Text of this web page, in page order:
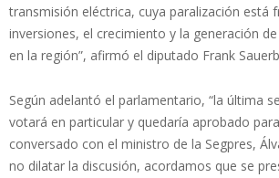
transmisión eléctrica, cuya paralización está
inversiones, el crecimiento y la generación
en la región”, afirmó el diputado Frank
Según adelantó el parlamentario, “la última
votará en particular y quedaría aprobado
conversado con el ministro de la Segpres,
no dilatar la discusión, acordamos que se